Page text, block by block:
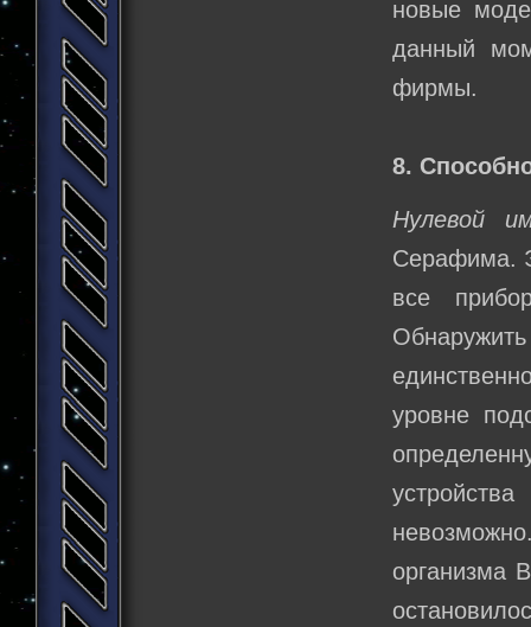
новые
данный
фирмы.
8.
Нулевой
Серафима.
все
уровне
организма